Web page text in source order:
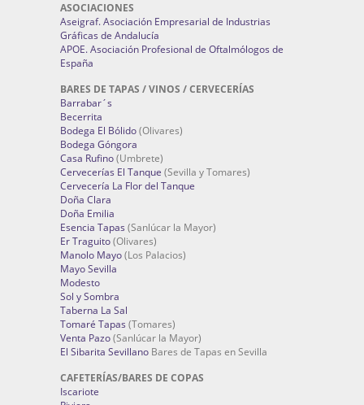
ASOCIACIONES
Aseigraf. Asociación Empresarial de Industrias
Gráficas de Andalucía
APOE. Asociación Profesional de Oftalmólogos de
España
BARES DE TAPAS / VINOS / CERVECERÍAS
Barrabar´s
Becerrita
Bodega El Bólido(Olivares)
Bodega Góngora
Casa Rufino(Umbrete)
Cervecerías El Tanque (Sevilla y Tomares)
Cervecería La Flor del Tanque
Doña Clara
Doña Emilia
Esencia Tapas (Sanlúcar la Mayor)
Er Traguito(Olivares)
Manolo Mayo(Los Palacios)
Mayo Sevilla
Modesto
Sol y Sombra
Taberna La Sal
Tomaré Tapas (Tomares)
Venta Pazo(Sanlúcar la Mayor)
El Sibarita Sevillano Bares de Tapas en Sevilla
CAFETERÍAS/BARES DE COPAS
Iscariote